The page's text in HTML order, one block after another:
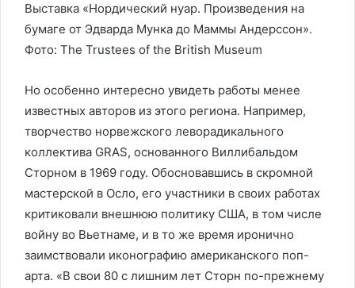
Выставка «Нордический нуар. Произведения на
бумаге от Эдварда Мунка до Маммы Андерссон».
Фото: The Trustees of the British Museum
Но особенно интересно увидеть работы менее
известных авторов из этого региона. Например,
творчество норвежского леворадикального
коллектива GRAS, основанного Виллибальдом
Сторном в 1969 году. Обосновавшись в скромной
мастерской в Осло, его участники в своих работах
критиковали внешнюю политику США, в том числе
вой­ну во Вьетнаме, и в то же время иронично
заимствовали иконографию американского поп-
арта. «В свои 80 с лишним лет Сторн по-прежнему